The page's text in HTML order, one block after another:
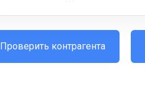
Проверить контрагента